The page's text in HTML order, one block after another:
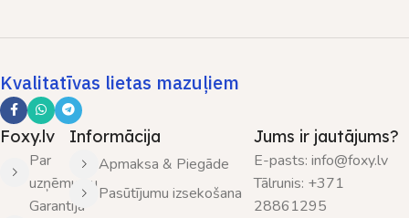
Kvalitatīvas lietas mazuļiem
Foxy.lv
Par
uzņēmumu
Garantija
Informācija
Apmaksa & Piegāde
Pasūtījumu izsekošana
Jums ir jautājums?
E-pasts: info@foxy.lv
Tālrunis: +371
28861295